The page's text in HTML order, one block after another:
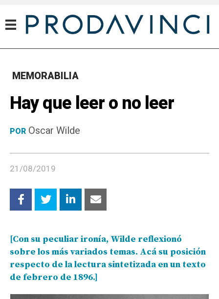
MEMORABILIA
Hay que leer o no leer
POR Oscar Wilde
21/08/2019
[Con su peculiar ironía, Wilde reflexionó
sobre los más variados temas. Acá su posición
respecto de la lectura sintetizada en un texto
de febrero de 1896.]